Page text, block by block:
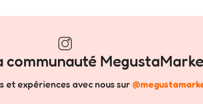
communauté
et expériences avec nous sur